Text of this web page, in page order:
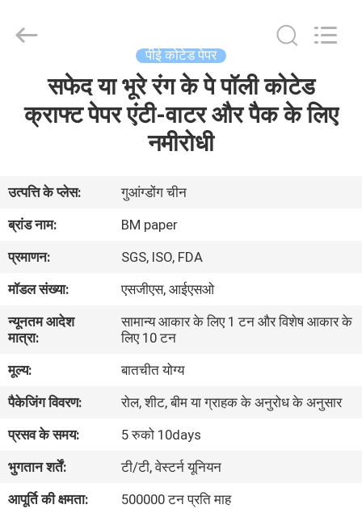
हमारे
बारे
में
कारखाने
का
गुणवत्ता
नियंत्रण
हमसे
CO.,LTD.
पीई कोटेड पेपर
सफेद या भूरे रंग के पे पॉली कोटेड
क्राफ्ट पेपर एंटी-वाटर और पैक के लिए
नमीरोधी
उत्पत्ति के प्लेस:
गुआंग्डोंग चीन
ब्रांड नाम:
BM paper
प्रमाणन:
SGS, ISO, FDA
मॉडल संख्या:
एसजीएस, आईएसओ
न्यूनतम आदेश
मात्रा:
सामान्य आकार के लिए 1 टन और विशेष आकार के
लिए 10 टन
मूल्य:
बातचीत योग्य
पैकेजिंग विवरण:
रोल, शीट, बीम या ग्राहक के अनुरोध के अनुसार
प्रसव के समय:
5 रुको 10days
भुगतान शर्तें:
टी/टी, वेस्टर्न यूनियन
आपूर्ति की क्षमता:
500000 टन प्रति माह